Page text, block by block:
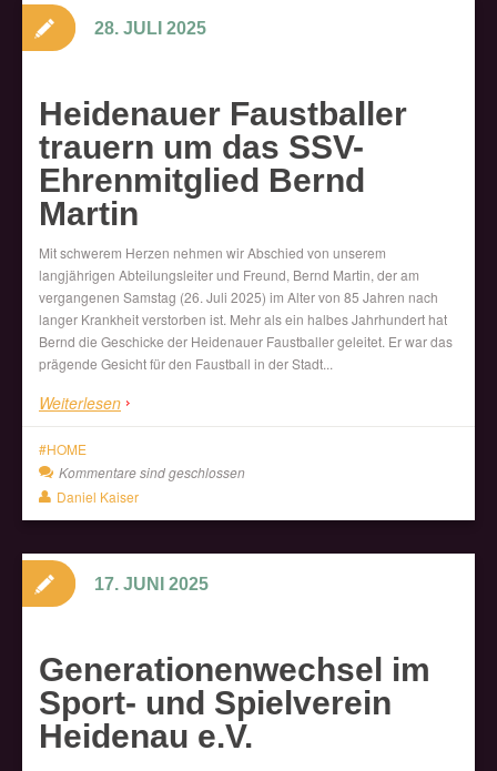
Heidenauer Faustballer
trauern um das SSV-
Ehrenmitglied Bernd
Martin
Mit schwerem Herzen nehmen wir Abschied von unserem
langjährigen Abteilungsleiter und Freund, Bernd Martin, der am
vergangenen Samstag (26. Juli 2025) im Alter von 85 Jahren nach
langer Krankheit verstorben ist. Mehr als ein halbes Jahrhundert hat
Bernd die Geschicke der Heidenauer Faustballer geleitet. Er war das
prägende Gesicht für den Faustball in der Stadt...
Weiterlesen
28. JULI 2025
HOME
Kommentare sind geschlossen
Daniel Kaiser
Generationenwechsel im
Sport- und Spielverein
Heidenau e.V.
17. JUNI 2025